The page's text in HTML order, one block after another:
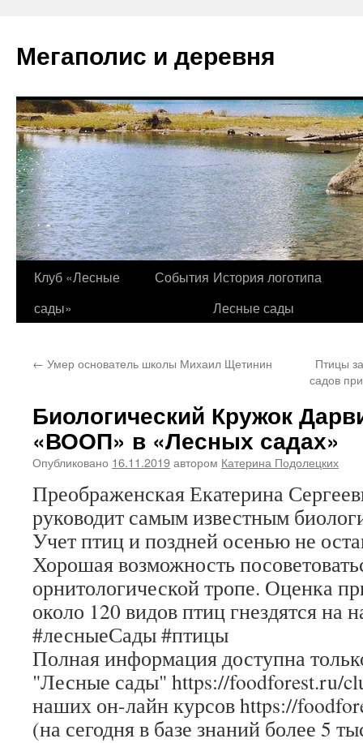
содержимому
Мегаполис и деревня
Клуб «Лесные
сады»
События История логотипа
Лесные сады
← Умер основатель школы Михаил Щетинин
Птицы
садов
Биологический Кружок
«ВООП» в «Лесных садах»
Опубликовано 16.11.2019автором Катерина Подолецких
Преображенская Екатерина
руководит самым известным
Учет птиц и поздней осенью не
Хорошая возможность
орнитологической тропе. Оценка
около 120 видов птиц гнездятся на
#лесныеСады #птицы
Полная информация доступна
"Лесные сады" https://foodforest.ru/
наших он-лайн курсов https://
(на сегодня в базе знаний более 5